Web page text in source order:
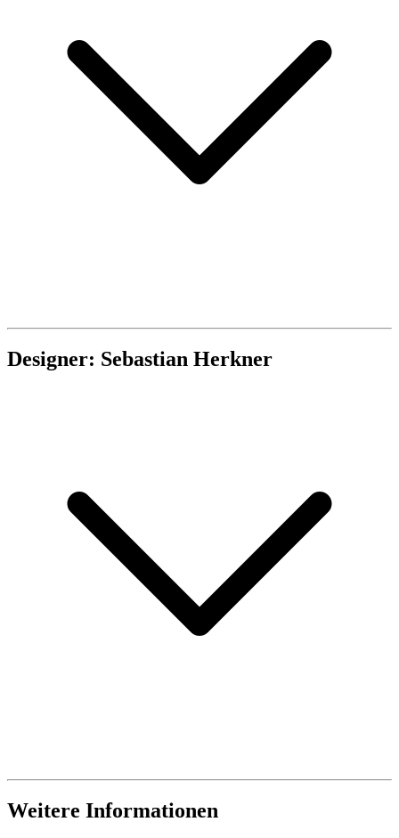
Designer: Sebastian Herkner
Weitere Informationen